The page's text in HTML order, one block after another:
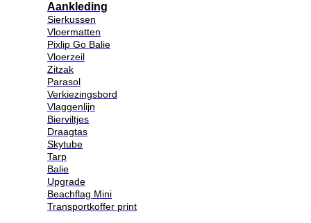
Aankleding
Sierkussen
Vloermatten
Pixlip Go Balie
Vloerzeil
Zitzak
Parasol
Verkiezingsbord
Vlaggenlijn
Bierviltjes
Draagtas
Skytube
Tarp
Balie
Upgrade
Beachflag Mini
Transportkoffer print